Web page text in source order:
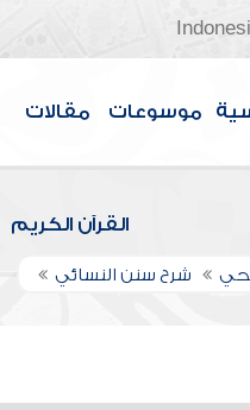
موسوعات مقالات
القرآن الكريم
شرح سنن النسائي